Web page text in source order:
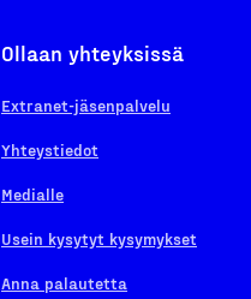
Ollaan yhteyksissä
Extranet-jäsenpalvelu
Yhteystiedot
Medialle
Usein kysytyt kysymykset
Anna palautetta